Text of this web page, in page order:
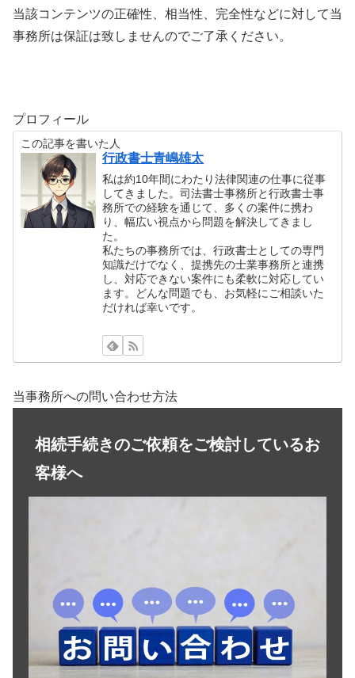
当該コンテンツの正確性、相当性、完全性などに対して当
事務所は保証は致しませんのでご了承ください。
プロフィール
この記事を書いた人
行政書士青嶋雄太
私は約10年間にわたり法律関連の仕事に従事
してきました。司法書士事務所と行政書士事
務所での経験を通じて、多くの案件に携わ
り、幅広い視点から問題を解決してきまし
た。
私たちの事務所では、行政書士としての専門
知識だけでなく、提携先の士業事務所と連携
し、対応できない案件にも柔軟に対応してい
ます。どんな問題でも、お気軽にご相談いた
だければ幸いです。
当事務所への問い合わせ方法
相続手続きのご依頼をご検討しているお
客様へ